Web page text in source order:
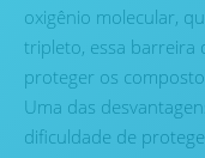
oxigênio molecular,
tripleto, essa barreira
proteger os
Uma das
dificuldade de